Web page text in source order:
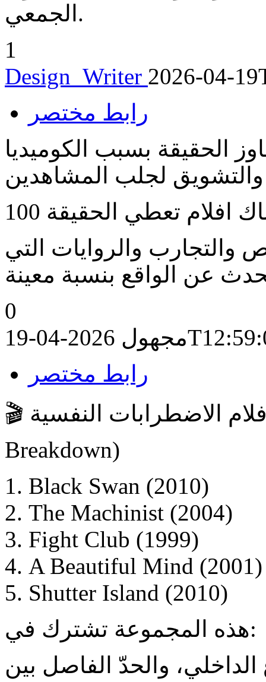
الجمعي.
1
Design_Writer 2026-04-
رابط مختصر
الحقيقة بسبب الكوميديا
والروايات التي
0
مجهول2026-04-
رابط مختصر
🎬 أولاً: أفلام الاضطرابات النفسية (Psychological
Breakdown)
Black Swan (2010)
The Machinist (2004)
Fight Club (1999)
A Beautiful Mind (2001)
Shutter Island (2010)
هذه المجموعة تشترك في:
والحدّ الفاصل بين